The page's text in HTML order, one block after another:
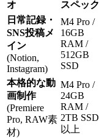
オ
スペック
日常記録・
SNS投稿メ
イン
(Notion,
Instagram)
M4 Pro /
16GB
RAM /
512GB
SSD
本格的な動
画制作
(Premiere
Pro, RAW素
材)
M4 Pro /
24GB
RAM /
2TB SSD
以上